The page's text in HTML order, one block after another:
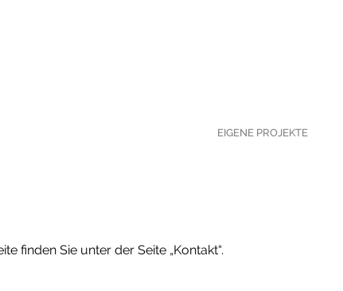
EIGENE PROJEKTE
finden Sie unter der Seite „Kontakt“.